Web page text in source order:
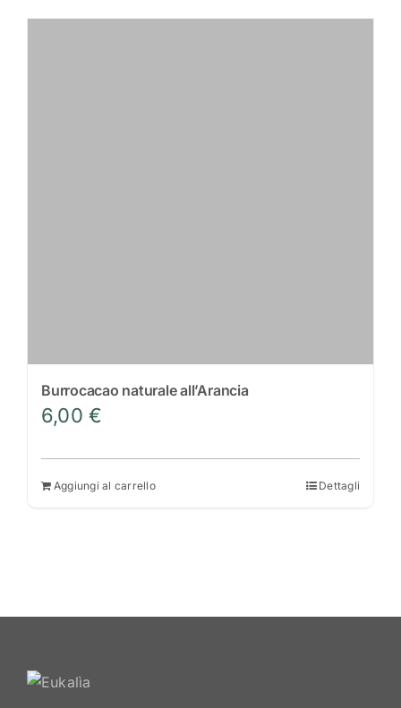
a
Burrocacao naturale all’Arancia
6,00€
Aggiungi al carrello Dettagli